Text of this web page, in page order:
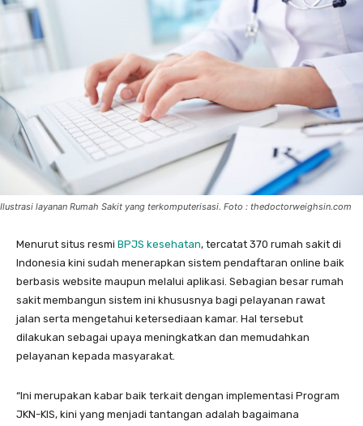
Ilustrasi layanan Rumah Sakit yang terkomputerisasi. Foto : thedoctorweighsin.com
Menurut situs resmi BPJS kesehatan, tercatat 370 rumah sakit di
Indonesia kini sudah menerapkan sistem pendaftaran online baik
berbasis website maupun melalui aplikasi. Sebagian besar rumah
sakit membangun sistem ini khususnya bagi pelayanan rawat
jalan serta mengetahui ketersediaan kamar. Hal tersebut
dilakukan sebagai upaya meningkatkan dan memudahkan
pelayanan kepada masyarakat.
“Ini merupakan kabar baik terkait dengan implementasi Program
JKN-KIS, kini yang menjadi tantangan adalah bagaimana